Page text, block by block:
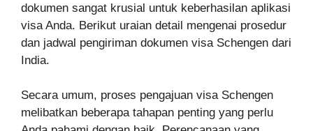
dokumen sangat krusial untuk keberhasilan aplikasi
visa Anda. Berikut uraian detail mengenai prosedur
dan jadwal pengiriman dokumen visa Schengen dari
India.
Secara umum, proses pengajuan visa Schengen
melibatkan beberapa tahapan penting yang perlu